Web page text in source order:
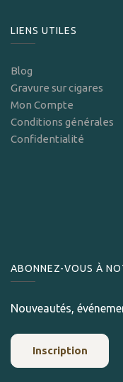
LIENS UTILES
Blog
Gravure sur cigares
Mon Compte
Conditions générales
Confidentialité
ABONNEZ-VOUS À
Nouveautés,
Inscription